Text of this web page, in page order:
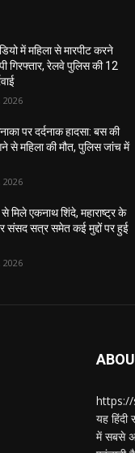
में महिला से मारपीट करने
गिरफ्तार, रेलवे पुलिस की 12
2026
पर दर्दनाक हादसा: बस की
से महिला की मौत, पुलिस जांच में
2026
से मिले एकनाथ शिंदे, महाराष्ट्र के
संसद सत्र समेत कई मुद्दों पर हुई
2026
https://
यह हिंदी
में सबसे